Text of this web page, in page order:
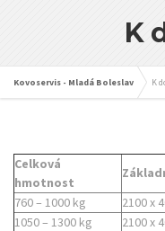
K
Kovoservis - Mladá Boleslav K
Celková
hmotnost
760 – 1000 kg
2100 x
1050 – 1300 kg
2100 x